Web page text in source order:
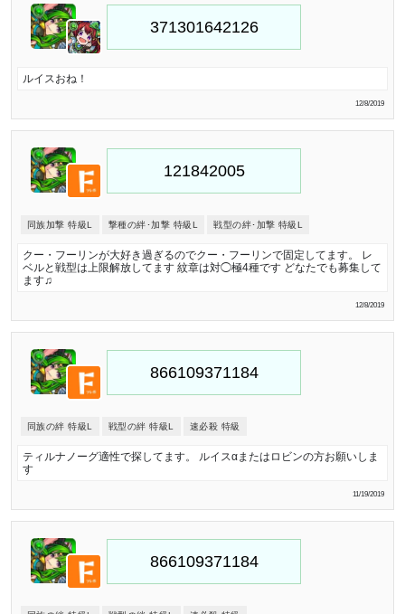
ルイスおね！
12/8/2019
同族加撃 特級L 撃種の絆･加撃 特級L 戦型の絆･加撃 特級L
クー・フーリンが大好き過ぎるのでクー・フーリンで固定してます。 レ
ベルと戦型は上限解放してます 紋章は対◯極4種です どなたでも募集して
ます♫
12/8/2019
同族の絆 特級L 戦型の絆 特級L 速必殺 特級
ティルナノーグ適性で探してます。 ルイスαまたはロビンの方お願いしま
す
11/19/2019